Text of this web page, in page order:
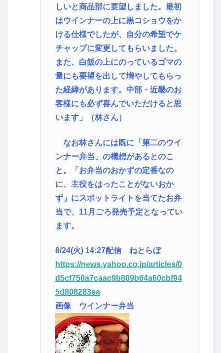
しいと商品部に要望しました。最初
はウインナーの上に黒コショウをか
ける仕様でしたが、自分の希望でケ
チャップに変更してもらいました。
また、白飯の上にのっているゴマの
量にも要望を出して増やしてもらっ
た経緯があります。中部・近畿のお
客様にも必ず喜んでいただけると思
います」（林さん）
なお林さんには既に「第二のウイ
ンナー弁当」の構想があるとのこ
と。「お弁当のおかずの定番なの
に、主役をはったことがないおか
ず」にスポットライトを当てたお弁
当で、11月ごろ発売予定となってい
ます。
8/24(火) 14:27配信 ねとらぼ
https://news.yahoo.co.jp/articles/0
d5cf750a7caac9b809b64a60cbf94
5d808283ea
画像 ウインナー弁当